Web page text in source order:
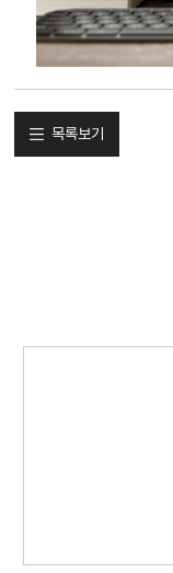
목록보기